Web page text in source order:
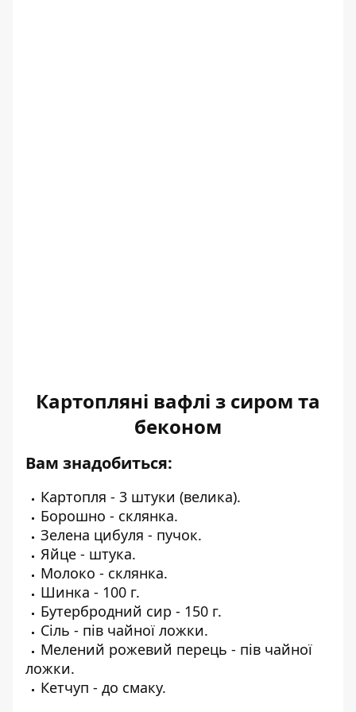
Картопляні вафлі з сиром та
беконом
Вам знадобиться:
Картопля - 3 штуки (велика).
Борошно - склянка.
Зелена цибуля - пучок.
Яйце - штука.
Молоко - склянка.
Шинка - 100 г.
Бутербродний сир - 150 г.
Сіль - пів чайної ложки.
Мелений рожевий перець - пів чайної
ложки.
Кетчуп - до смаку.